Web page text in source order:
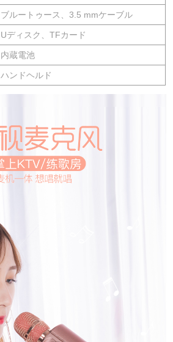
ブルートゥース、3.5 mmケーブル
Uディスク、TFカード
内蔵電池
ハンドヘルド